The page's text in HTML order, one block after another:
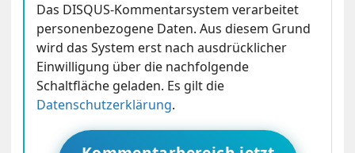
Das DISQUS-Kommentarsystem verarbeitet
personenbezogene Daten. Aus diesem Grund
wird das System erst nach ausdrücklicher
Einwilligung über die nachfolgende
Schaltfläche geladen. Es gilt die
Datenschutzerklärung.